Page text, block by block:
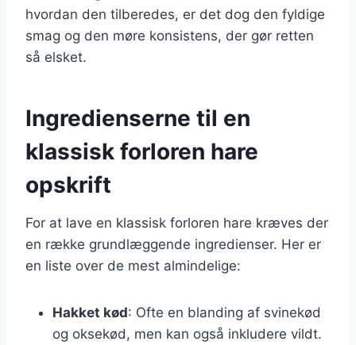
hvordan den tilberedes, er det dog den fyldige
smag og den møre konsistens, der gør retten
så elsket.
Ingredienserne til en
klassisk forloren hare
opskrift
For at lave en klassisk forloren hare kræves der
en række grundlæggende ingredienser. Her er
en liste over de mest almindelige:
Hakket kød: Ofte en blanding af svinekød
og oksekød, men kan også inkludere vildt.